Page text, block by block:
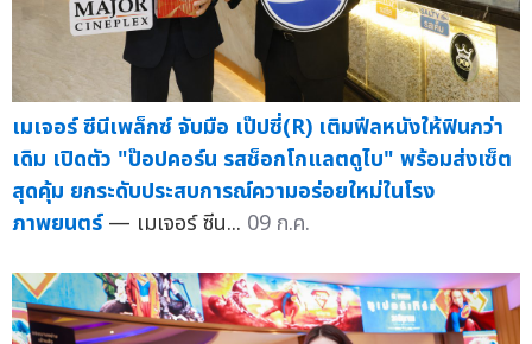
เมเจอร์ ซีนีเพล็กซ์ จับมือ เป๊ปซี่(R) เติมฟีลหนังให้ฟินกว่า
เดิม เปิดตัว "ป๊อปคอร์น รสช็อกโกแลตดูไบ" พร้อมส่งเซ็ต
สุดคุ้ม ยกระดับประสบการณ์ความอร่อยใหม่ในโรง
ภาพยนตร์ — เมเจอร์ ซีน... 09 ก.ค.